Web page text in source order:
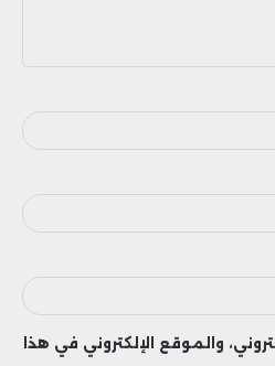
والموقع الإلكتروني في هذا